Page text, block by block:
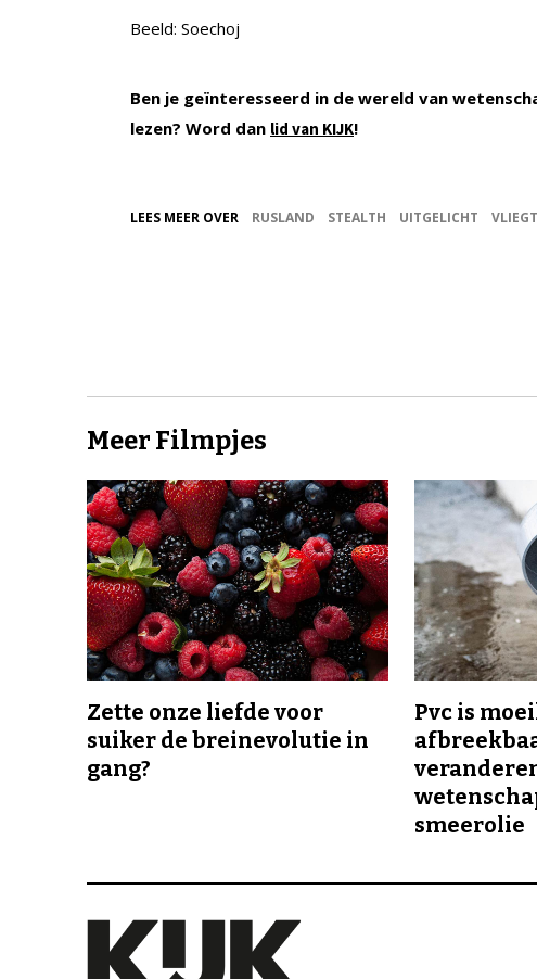
Beeld: Soechoj
Ben je geïnteresseerd in de wereld van
lezen? Word dan lid van KIJK!
LEES MEER OVER RUSLAND STEALTH UITGELICHT
Meer Filmpjes
Zette onze liefde voor
suiker de breinevolutie in
gang?
Pvc is
smeerolie